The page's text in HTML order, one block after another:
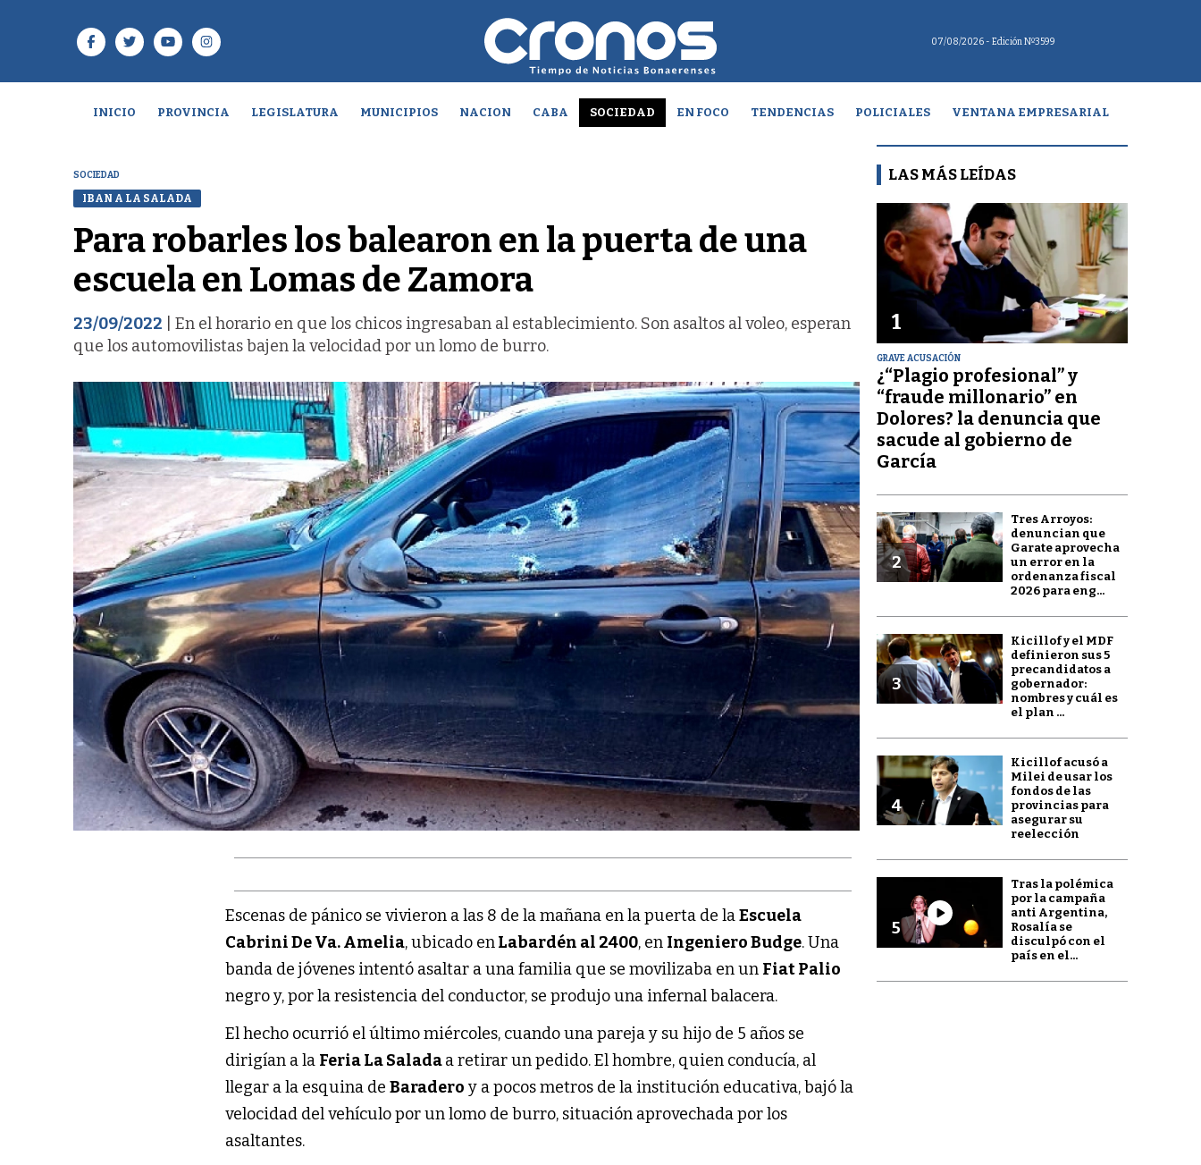
07/08/2026 - Edición Nº3599
INICIO PROVINCIA LEGISLATURA MUNICIPIOS NACION CABA SOCIEDAD EN FOCO TENDENCIAS POLICIALES VENTANA EMPRESARIAL
SOCIEDAD
IBAN A LA SALADA
Para robarles los balearon en la puerta de una
escuela en Lomas de Zamora
23/09/2022 | En el horario en que los chicos ingresaban al establecimiento. Son asaltos al voleo, esperan
que los automovilistas bajen la velocidad por un lomo de burro.
Escenas de pánico se vivieron a las 8 de la mañana en la puerta de laEscuela
Cabrini De Va. Amelia, ubicado enLabardén al 2400, en Ingeniero Budge. Una
banda de jóvenes intentó asaltar a una familia que se movilizaba en un Fiat Palio
negro y, por la resistencia del conductor, se produjo una infernal balacera.
El hecho ocurrió el último miércoles, cuando una pareja y su hijo de 5 años se
dirigían a la Feria La Saladaa retirar un pedido. El hombre, quien conducía, al
llegar a la esquina deBaradero y a pocos metros de la institución educativa, bajó la
velocidad del vehículo por un lomo de burro, situación aprovechada por los
asaltantes.
LAS MÁS LEÍDAS
1
GRAVE ACUSACIÓN
¿“Plagio profesional” y
“fraude millonario” en
Dolores? la denuncia que
sacude al gobierno de
García
2
Tres Arroyos:
denuncian que
Garate aprovecha
un error en la
ordenanza fiscal
2026 para eng...
3
Kicillof y el MDF
definieron sus 5
precandidatos a
gobernador:
nombres y cuál es
el plan ...
4
Kicillof acusó a
Milei de usar los
fondos de las
provincias para
asegurar su
reelección
5
Tras la polémica
por la campaña
anti Argentina,
Rosalía se
disculpó con el
país en el...